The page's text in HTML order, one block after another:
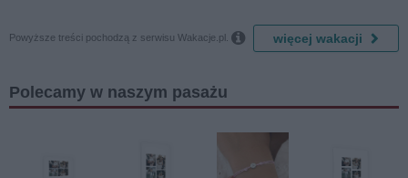
Powyższe treści pochodzą z serwisu Wakacje.pl.  więcej wakacji
Polecamy w naszym pasażu